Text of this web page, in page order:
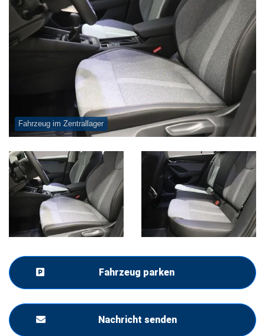
Fahrzeug im Zentrallager
Fahrzeug parken
Nachricht senden